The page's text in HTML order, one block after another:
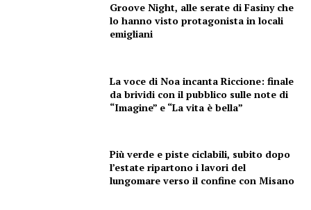
Groove Night, alle serate di Fasiny che
lo hanno visto protagonista in locali
emigliani
La voce di Noa incanta Riccione: finale
da brividi con il pubblico sulle note di
“Imagine” e “La vita è bella”
Più verde e piste ciclabili, subito dopo
l’estate ripartono i lavori del
lungomare verso il confine con Misano